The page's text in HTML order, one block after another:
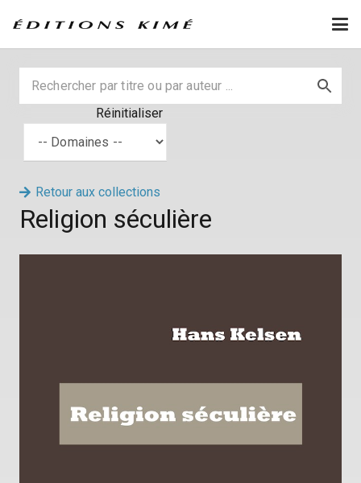
Réinitialiser
Retour aux collections
Religion séculière